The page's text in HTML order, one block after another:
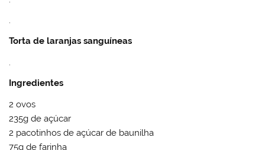
.
Torta de laranjas sanguíneas
.
Ingredientes
2 ovos
235g de açúcar
2 pacotinhos de açúcar de baunilha
75g de farinha